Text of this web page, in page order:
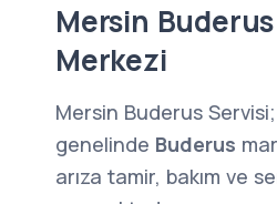
Mersin
Merkezi
Mersin Buderus Servisi;
genelinde Buderus
arıza tamir, bakım ve